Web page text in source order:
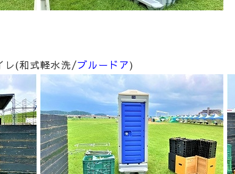
レ(和式軽水洗/ブルードア)